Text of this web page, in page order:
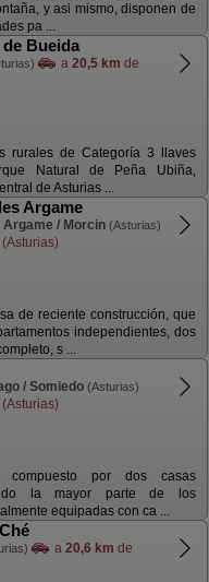
y asi mismo, disponen de
pa ...
Bueida
a 20,5 km de
rurales de Categoría 3 llaves
Natural de Peña Ubiña,
de Asturias ...
Argame
Argame / Morcin (Asturias)
de reciente construcción, que
independientes, dos
s ...
/ Somiedo (Asturias)
compuesto por dos casas
la mayor parte de los
equipadas con ca ...
a 20,6 km de